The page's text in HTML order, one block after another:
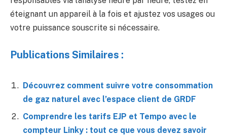
éteignant un appareil à la fois et ajustez vos usages ou
votre puissance souscrite si nécessaire.
Publications Similaires :
Découvrez comment suivre votre consommation
de gaz naturel avec l’espace client de GRDF
Comprendre les tarifs EJP et Tempo avec le
compteur Linky : tout ce que vous devez savoir